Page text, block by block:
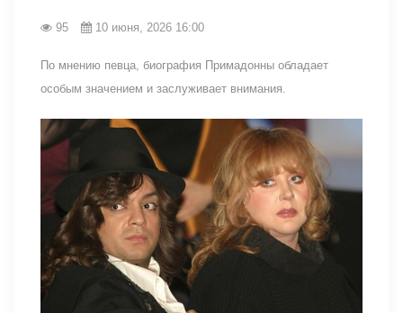
95 10 июня, 2026 16:00
По мнению певца, биография Примадонны обладает
особым значением и заслуживает внимания.